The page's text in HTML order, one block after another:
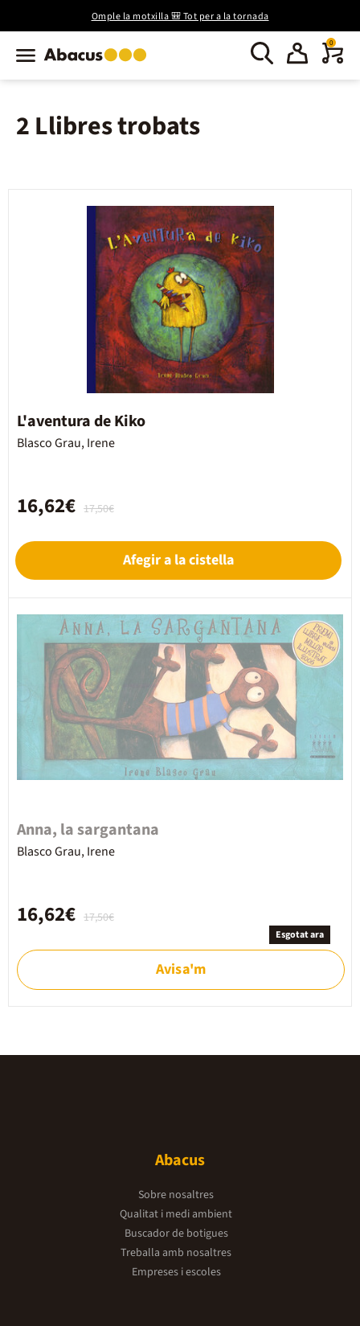
Omple la motxilla 🎒 Tot per a la tornada
0
2 Llibres trobats
L'aventura de Kiko
Blasco Grau, Irene
17,50€
16,62€
Afegir a la cistella
Anna, la sargantana
Blasco Grau, Irene
17,50€
16,62€
Esgotat ara
Avisa'm
Abacus
Sobre nosaltres
Qualitat i medi ambient
Buscador de botigues
Treballa amb nosaltres
Empreses i escoles